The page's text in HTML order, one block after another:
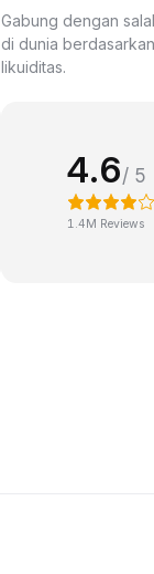
Gabung dengan
di dunia
likuiditas.
4.6/ 5
1.4M Reviews